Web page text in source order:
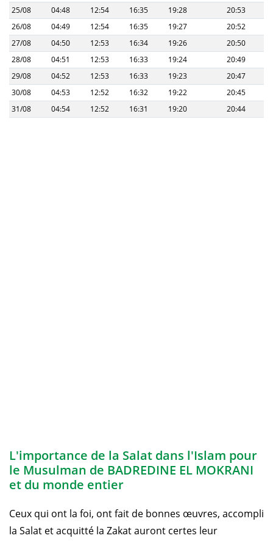
25/08
04:48 12:54 16:35 19:28
20:53
26/08
04:49 12:54 16:35 19:27
20:52
27/08
04:50 12:53 16:34 19:26
20:50
28/08
04:51 12:53 16:33 19:24
20:49
29/08
04:52 12:53 16:33 19:23
20:47
30/08
04:53 12:52 16:32 19:22
20:45
31/08
04:54 12:52 16:31 19:20 20:44
L'importance de la Salat dans l'Islam pour
le Musulman de BADREDINE EL MOKRANI
et du monde entier
Ceux qui ont la foi, ont fait de bonnes œuvres, accompli
la Salat et acquitté la Zakat auront certes leur